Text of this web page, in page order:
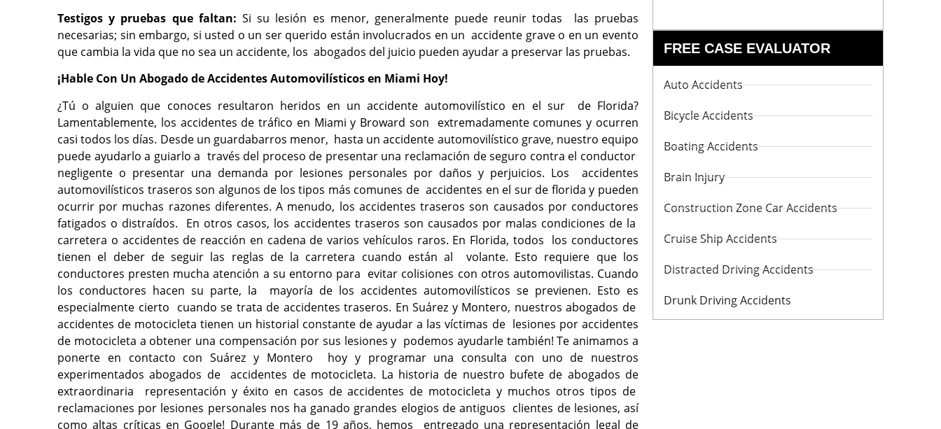
Testigos y pruebas que faltan: Si su lesión es menor, generalmente puede reunir todas las pruebas
necesarias; sin embargo, si usted o un ser querido están involucrados en un accidente grave o en un evento
que cambia la vida que no sea un accidente, los abogados del juicio pueden ayudar a preservar las pruebas.
¡Hable Con Un Abogado de Accidentes Automovilísticos en Miami Hoy!
¿Tú o alguien que conoces resultaron heridos en un accidente automovilístico en el sur de Florida?
Lamentablemente, los accidentes de tráfico en Miami y Broward son extremadamente comunes y ocurren
casi todos los días. Desde un guardabarros menor, hasta un accidente automovilístico grave, nuestro equipo
puede ayudarlo a guiarlo a través del proceso de presentar una reclamación de seguro contra el conductor
negligente o presentar una demanda por lesiones personales por daños y perjuicios. Los accidentes
automovilísticos traseros son algunos de los tipos más comunes de accidentes en el sur de florida y pueden
ocurrir por muchas razones diferentes. A menudo, los accidentes traseros son causados por conductores
fatigados o distraídos. En otros casos, los accidentes traseros son causados por malas condiciones de la
carretera o accidentes de reacción en cadena de varios vehículos raros. En Florida, todos los conductores
tienen el deber de seguir las reglas de la carretera cuando están al volante. Esto requiere que los
conductores presten mucha atención a su entorno para evitar colisiones con otros automovilistas. Cuando
los conductores hacen su parte, la mayoría de los accidentes automovilísticos se previenen. Esto es
especialmente cierto cuando se trata de accidentes traseros. En Suárez y Montero, nuestros abogados de
accidentes de motocicleta tienen un historial constante de ayudar a las víctimas de lesiones por accidentes
de motocicleta a obtener una compensación por sus lesiones y podemos ayudarle también! Te animamos a
ponerte en contacto con Suárez y Montero hoy y programar una consulta con uno de nuestros
experimentados abogados de accidentes de motocicleta. La historia de nuestro bufete de abogados de
extraordinaria representación y éxito en casos de accidentes de motocicleta y muchos otros tipos de
reclamaciones por lesiones personales nos ha ganado grandes elogios de antiguos clientes de lesiones, así
como altas críticas en Google! Durante más de 19 años, hemos entregado una representación legal de
FREE CASE EVALUATOR
Auto Accidents
Bicycle Accidents
Boating Accidents
Brain Injury
Construction Zone Car Accidents
Cruise Ship Accidents
Distracted Driving Accidents
Drunk Driving Accidents